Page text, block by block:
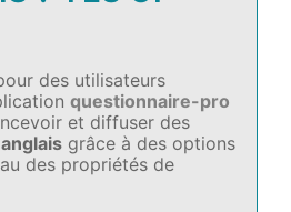
des utilisateurs
questionnaire-pro
et diffuser des
grâce à des options
des propriétés de